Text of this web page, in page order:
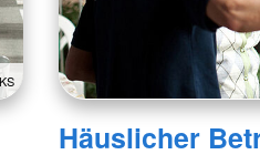
Häuslicher